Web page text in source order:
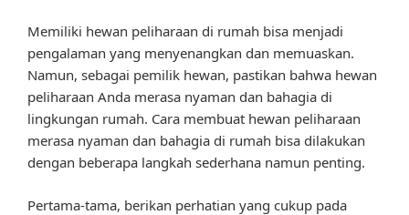
Memiliki hewan peliharaan di rumah bisa menjadi
pengalaman yang menyenangkan dan memuaskan.
Namun, sebagai pemilik hewan, pastikan bahwa hewan
peliharaan Anda merasa nyaman dan bahagia di
lingkungan rumah. Cara membuat hewan peliharaan
merasa nyaman dan bahagia di rumah bisa dilakukan
dengan beberapa langkah sederhana namun penting.
Pertama-tama, berikan perhatian yang cukup pada